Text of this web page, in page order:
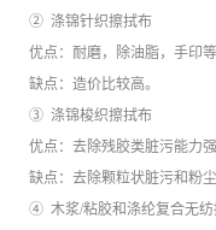
② 涤锦针织擦拭布
优点：耐磨，除油脂，手印
缺点：造价比较高。
③ 涤锦梭织擦拭布
优点：去除残胶类脏污能力强
缺点：去除颗粒状脏污和粉尘
④ 木浆/粘胶和涤纶复合无纺